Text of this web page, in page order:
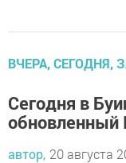
ВЧЕРА, СЕГОДНЯ,
Сегодня в
обновленный
автор, 20 августа